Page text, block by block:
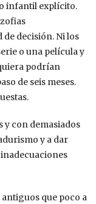
infantil explícito.
decisión. Ni los
o una película y
podrían
de seis meses.
y con demasiados
y a dar
que poco a